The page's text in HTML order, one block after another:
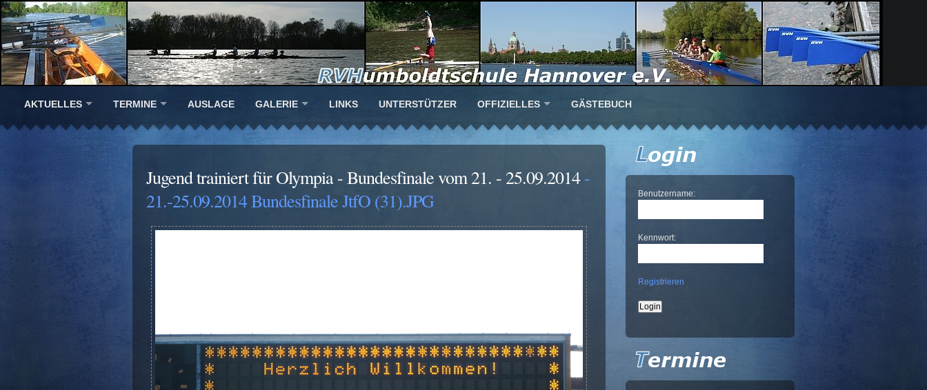
AKTUELLES TERMINE AUSLAGE GALERIE LINKS UNTERSTÜTZER OFFIZIELLES GÄSTEBUCH
Jugend trainiert für Olympia - Bundesfinale vom 21. - 25.09.2014-
21.-25.09.2014 Bundesfinale JtfO (31).JPG
Benutzername:
Kennwort:
Registrieren